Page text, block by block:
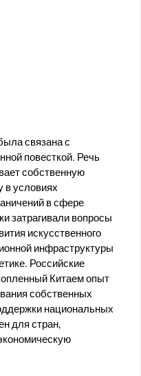
связана с
повесткой. Речь
собственную
в условиях
в сфере
затрагивали вопросы
искусственного
инфраструктуры
Российские
Китаем опыт
собственных
национальных
для стран,